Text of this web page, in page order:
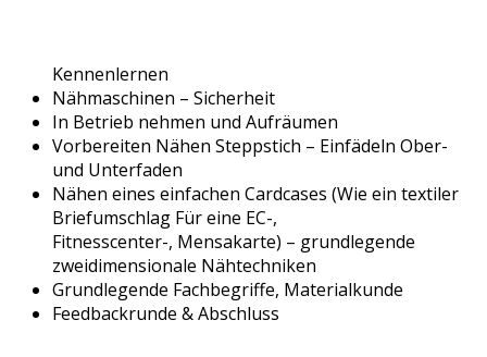
Kennenlernen
Nähmaschinen – Sicherheit
In Betrieb nehmen und Aufräumen
Vorbereiten Nähen Steppstich – Einfädeln Ober-
und Unterfaden
Nähen eines einfachen Cardcases (Wie ein textiler
Briefumschlag Für eine EC-,
Fitnesscenter-, Mensakarte) – grundlegende
zweidimensionale Nähtechniken
Grundlegende Fachbegriffe, Materialkunde
Feedbackrunde & Abschluss